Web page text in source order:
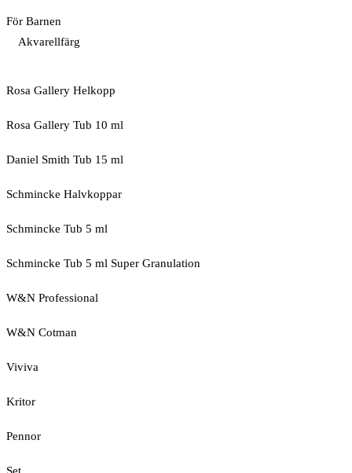
För Barnen
Akvarellfärg
Rosa Gallery Helkopp
Rosa Gallery Tub 10 ml
Daniel Smith Tub 15 ml
Schmincke Halvkoppar
Schmincke Tub 5 ml
Schmincke Tub 5 ml Super Granulation
W&N Professional
W&N Cotman
Viviva
Kritor
Pennor